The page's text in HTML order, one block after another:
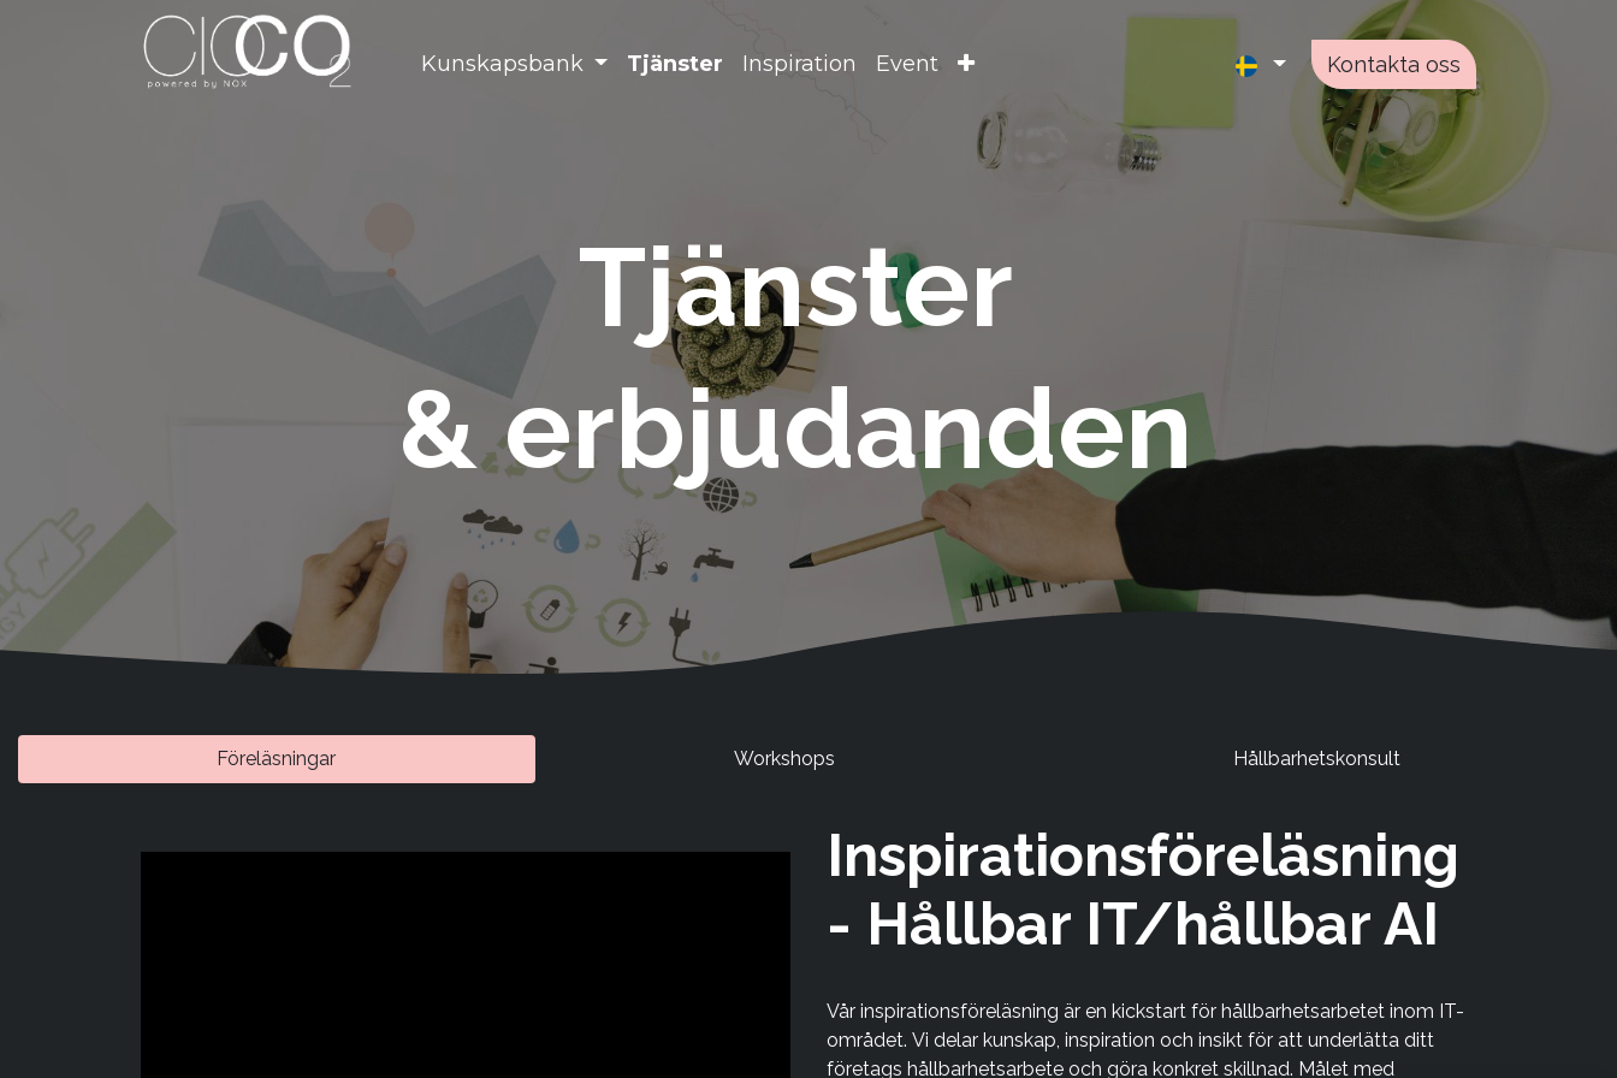
Kunskapsbank Tjänster Inspiration Event Kontakta oss
Tjänster
& erbjudanden
Föreläsningar Workshops Hållbarhetskonsult
Inspirationsföreläsning
- Hållbar IT/hållbar AI
Vår inspirationsföreläsning är en kickstart för hållbarhetsarbetet inom IT-
området. Vi delar kunskap, inspiration och insikt för att underlätta ditt
företags hållbarhetsarbete och göra konkret skillnad. Målet med